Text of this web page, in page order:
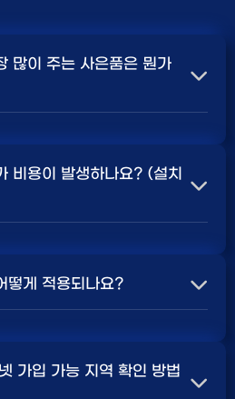
많이 주는 사은품은 뭔가
인터넷을 TV와 결합하여
비용이 발생하나요? (설치
. 다만, 인터넷 상품 및 프로모션
떻게 적용되나요?
다. 할인 금액과 조건은 카드사
가입 가능 지역 확인 방법